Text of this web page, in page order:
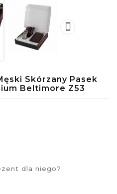

Skórzany Pasek
Beltimore Z53
dla niego?